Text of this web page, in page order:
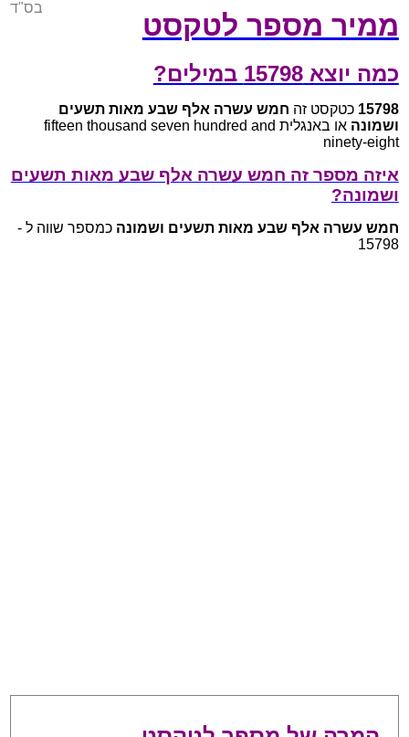
ממיר מספר לטקסט
בס"ד
כמה יוצא 15798 במילים?
15798 כטקסט זה חמש עשרה אלף שבע מאות תשעים
ושמונה
או באנגלית fifteen thousand seven hundred and
ninety-eight
איזה מספר זה חמש עשרה אלף שבע מאות תשעים
ושמונה?
חמש עשרה אלף שבע מאות תשעים ושמונה כמספר שווה ל -
15798